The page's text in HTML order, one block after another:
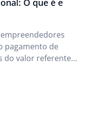
O que é e
pagamento de
do valor referente
criou uma